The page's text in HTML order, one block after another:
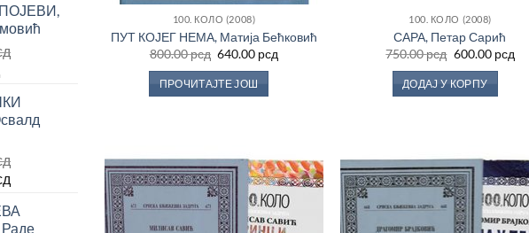
је:
1,600.00 рсд.
је:
800.00 рсд.
је:
100. КОЛО (2008)
ПУТ КОЈЕГ НЕМА, Матија Бећковић
800.00рсд Оригинална
је
била:
640.00 рсдТренутна
цена
ПРОЧИТАЈТЕ ЈОШ
100. КОЛО (2008)
САРА, Петар Сарић
750.00рсд Оригинална
је
била:
600.00 рсд
ДОДАЈ У КОРПУ
Додај
Листу
жеља